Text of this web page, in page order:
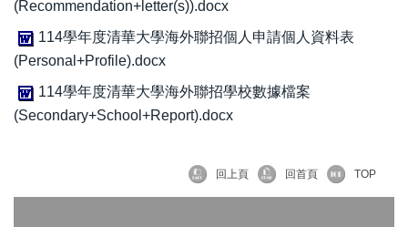
(Recommendation+letter(s)).docx
114學年度清華大學海外聯招個人申請個人資料表
(Personal+Profile).docx
114學年度清華大學海外聯招學校數據檔案
(Secondary+School+Report).docx
回上頁 回首頁 TOP